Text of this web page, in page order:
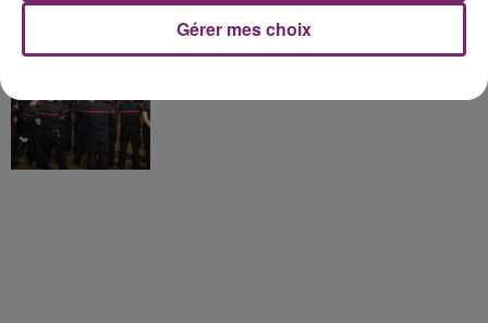
158 pompiers de la région sont
partis hier soir pour la Gironde
Gérer mes choix